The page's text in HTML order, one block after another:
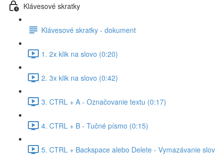
Klávesové skratky
Klávesové skratky - dokument
1. 2x klik na slovo (0:20)
2. 3x klik na slovo (0:42)
3. CTRL + A - Označovanie textu (0:17)
4. CTRL + B - Tučné písmo (0:15)
5. CTRL + Backspace alebo Delete - Vymazávanie slov